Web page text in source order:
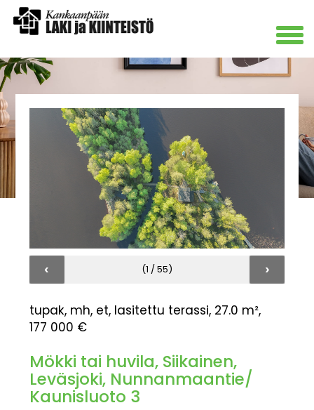
‹ (1 / 55) ›
tupak, mh, et, lasitettu terassi, 27.0 m²,
177 000 €
Mökki tai huvila, Siikainen,
Leväsjoki, Nunnanmaantie/
Kaunisluoto 3